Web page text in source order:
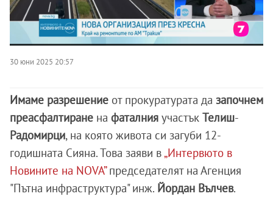
30 юни 2025 20:57
Имаме разрешение от прокуратурата да започнем
преасфалтиране на фаталния участък Телиш-
Радомирци, на която живота си загуби 12-
годишната Сияна. Това заяви в„Интервюто в
Новините на NOVA”председателят на Агенция
"Пътна инфраструктура" инж. Йордан Вълчев.